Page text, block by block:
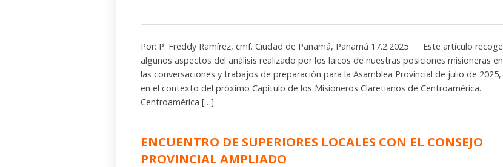
Por: P. Freddy Ramírez, cmf. Ciudad de Panamá, Panamá 17.2.2025 Este artículo recoge
algunos aspectos del análisis realizado por los laicos de nuestras posiciones misioneras en
las conversaciones y trabajos de preparación para la Asamblea Provincial de julio de 2025,
en el contexto del próximo Capítulo de los Misioneros Claretianos de Centroamérica.
Centroamérica […]
ENCUENTRO DE SUPERIORES LOCALES CON EL CONSEJO
PROVINCIAL AMPLIADO